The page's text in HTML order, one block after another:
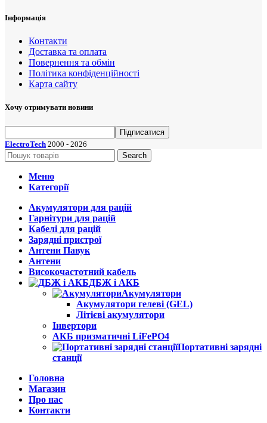
Інформація
Контакти
Доставка та оплата
Повернення та обмін
Політика конфіденційності
Карта сайту
Хочу отримувати новини
ElectroTech 2000 - 2026
Search
Меню
Категорії
Акумулятори для рацій
Гарнітури для рацій
Кабелі для рацій
Зарядні пристрої
Антени Павук
Антени
Високочастотний кабель
ДБЖ і АКБ
Акумулятори
Акумулятори гелеві (GEL)
Літієві акумулятори
Інвертори
АКБ призматичні LiFePO4
Портативні зарядні
станції
Головна
Магазин
Про нас
Контакти